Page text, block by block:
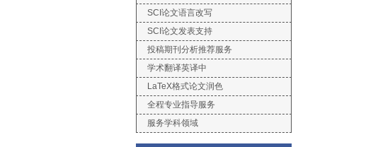
SCI论文语言改写
SCI论文发表支持
投稿期刊分析推荐服务
学术翻译英译中
LaTeX格式论文润色
全程专业指导服务
服务学科领域